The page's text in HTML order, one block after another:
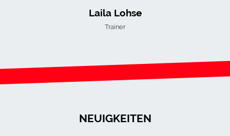
Laila Lohse
Trainer
NEUIGKEITEN